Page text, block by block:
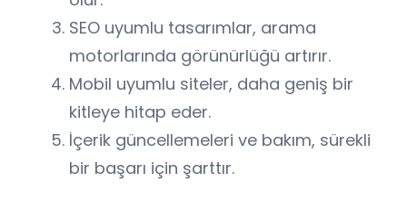
SEO uyumlu tasarımlar, arama
motorlarında görünürlüğü artırır.
Mobil uyumlu siteler, daha geniş bir
kitleye hitap eder.
İçerik güncellemeleri ve bakım, sürekli
bir başarı için şarttır.